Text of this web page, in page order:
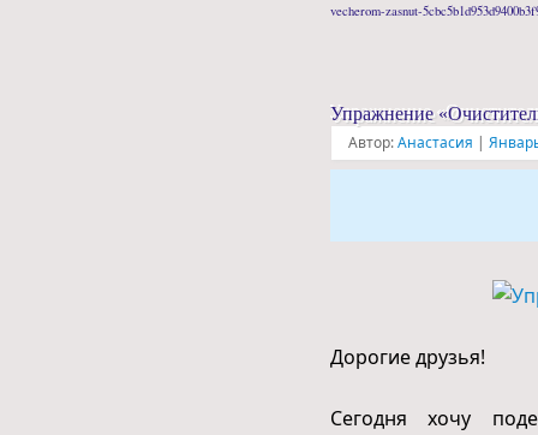
vecherom-zasnut-
Упражнение
Автор:Анастасия |
Дорогие друзья!
Сегодня хочу